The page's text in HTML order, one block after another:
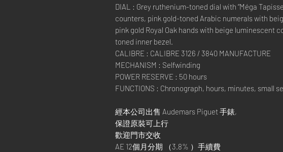
DIAL : Grey ruthenium-toned dial with “Méga
counters, pink gold-toned Arabic numerals with
pink gold Royal Oak hands with beige luminescent
toned inner bezel.
CALIBRE : CALIBRE 3126 / 3840 MANUFACTURE
MECHANISM : Selfwinding
POWER RESERVE : 50 hours
FUNCTIONS : Chronograph, hours, minutes, small
經本公司出售 Audemars Piguet 手錶,
保證原裝可上行
歡迎門市交收
AE 12個月分期 （3.8% ）手續費